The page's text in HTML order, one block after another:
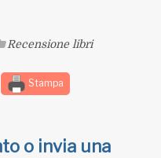
Recensione libri
Stampa
o invia una